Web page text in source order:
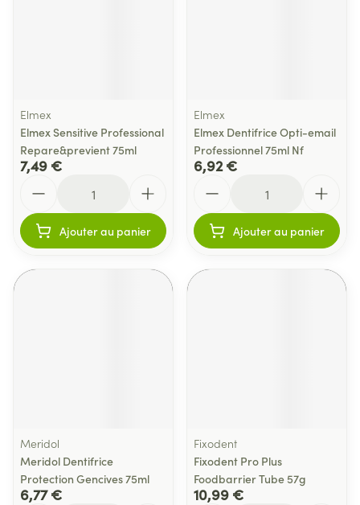
Elmex
Elmex Sensitive Professional
Repare&previent 75ml
7,49 €
Ajouter au panier
Elmex
Elmex Dentifrice Opti-email
Professionnel 75ml Nf
6,92 €
Ajouter au panier
Meridol
Meridol Dentifrice
Protection Gencives 75ml
6,77 €
Fixodent
Fixodent Pro Plus
Foodbarrier Tube 57g
10,99 €